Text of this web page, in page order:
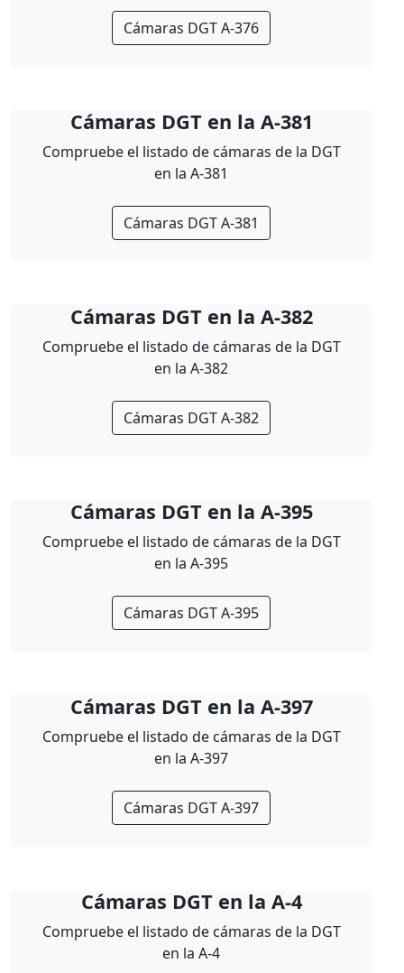
Cámaras DGT A-376
Cámaras DGT en la A-381
Compruebe el listado de cámaras de la DGT
en la A-381
Cámaras DGT A-381
Cámaras DGT en la A-382
Compruebe el listado de cámaras de la DGT
en la A-382
Cámaras DGT A-382
Cámaras DGT en la A-395
Compruebe el listado de cámaras de la DGT
en la A-395
Cámaras DGT A-395
Cámaras DGT en la A-397
Compruebe el listado de cámaras de la DGT
en la A-397
Cámaras DGT A-397
Cámaras DGT en la A-4
Compruebe el listado de cámaras de la DGT
en la A-4